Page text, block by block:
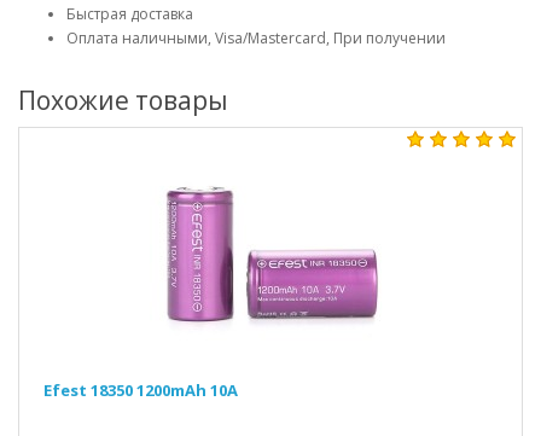
Быстрая доставка
Оплата наличными, Visa/Mastercard, При получении
Похожие товары
Efest 18350 1200mAh 10A